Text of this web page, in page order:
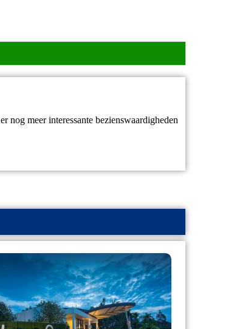
nog meer interessante bezienswaardigheden